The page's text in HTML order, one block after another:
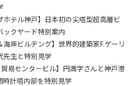
テル神戸】日本初の尖塔型超高層ビ
ックヤード特別案内
岸ビルヂング】世界的建築家F.ゲーリ
先生と特別見学
易センタービル】円満字さんと神戸港
計塔内部を特別見学